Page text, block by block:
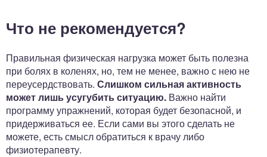
Что не рекомендуется?
Правильная физическая нагрузка может быть полезна
при болях в коленях, но, тем не менее, важно с нею не
переусердствовать. Слишком сильная активность
может лишь усугубить ситуацию. Важно найти
программу упражнений, которая будет безопасной, и
придерживаться ее. Если сами вы этого сделать не
можете, есть смысл обратиться к врачу либо
физиотерапевту.